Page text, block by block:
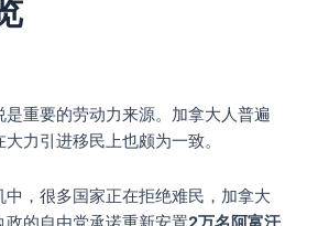
重要的劳动力来源。加拿大人普遍
力引进移民上也颇为一致。
中，很多国家正在拒绝难民，加拿大